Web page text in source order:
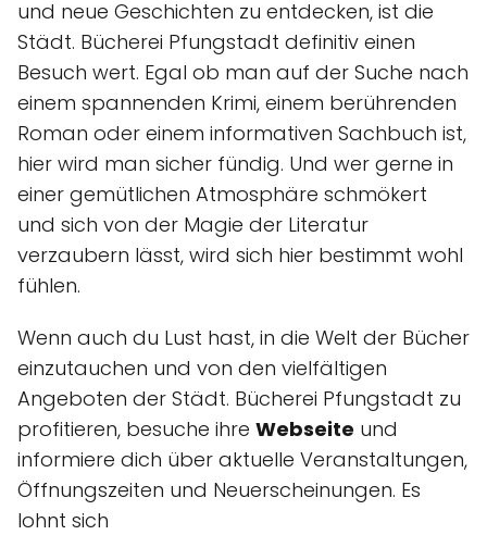
und neue Geschichten zu entdecken, ist die
Städt. Bücherei Pfungstadt definitiv einen
Besuch wert. Egal ob man auf der Suche nach
einem spannenden Krimi, einem berührenden
Roman oder einem informativen Sachbuch ist,
hier wird man sicher fündig. Und wer gerne in
einer gemütlichen Atmosphäre schmökert
und sich von der Magie der Literatur
verzaubern lässt, wird sich hier bestimmt wohl
fühlen.
Wenn auch du Lust hast, in die Welt der Bücher
einzutauchen und von den vielfältigen
Angeboten der Städt. Bücherei Pfungstadt zu
profitieren, besuche ihre Webseite und
informiere dich über aktuelle Veranstaltungen,
Öffnungszeiten und Neuerscheinungen. Es
lohnt sich